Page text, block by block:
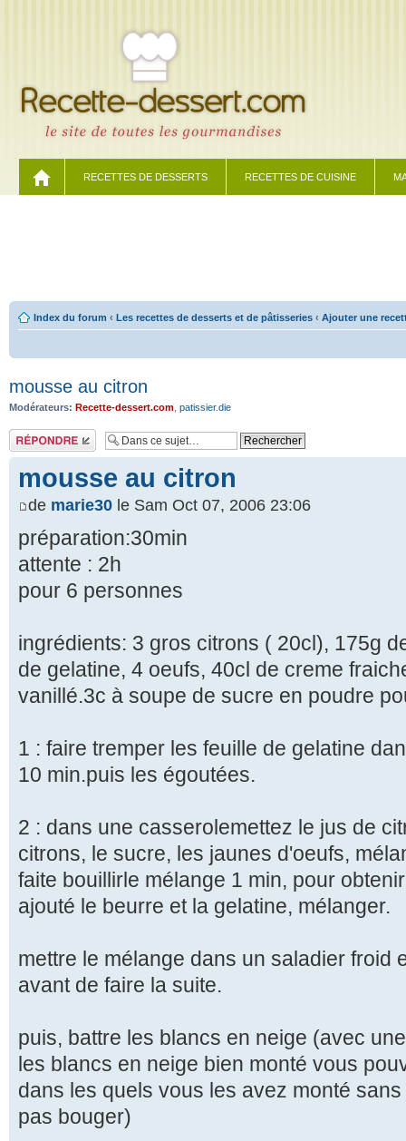
RECETTES DE DESSERTS RECETTES DE CUISINE
Index du forum ‹ Les recettes de desserts et de pâtisseries ‹ Ajouter une
mousse au citron
Modérateurs: Recette-dessert.com patissier.die
Répondre
mousse au citron
de marie30 le Sam Oct 07, 2006 23:06
préparation:30min
attente : 2h
pour 6 personnes
ingrédients: 3 gros citrons ( 20cl), 175g
de gelatine, 4 oeufs, 40cl de creme
vanillé.3c à soupe de sucre en poudre
1 : faire tremper les feuille de gelatine
10 min.puis les égoutées.
2 : dans une casserolemettez le jus de
citrons, le sucre, les jaunes d'oeufs,
faite bouillirle mélange 1 min, pour
ajouté le beurre et la gelatine, mélanger.
mettre le mélange dans un saladier froid
avant de faire la suite.
puis, battre les blancs en neige (avec
les blancs en neige bien monté vous
dans les quels vous les avez monté
pas bouger)